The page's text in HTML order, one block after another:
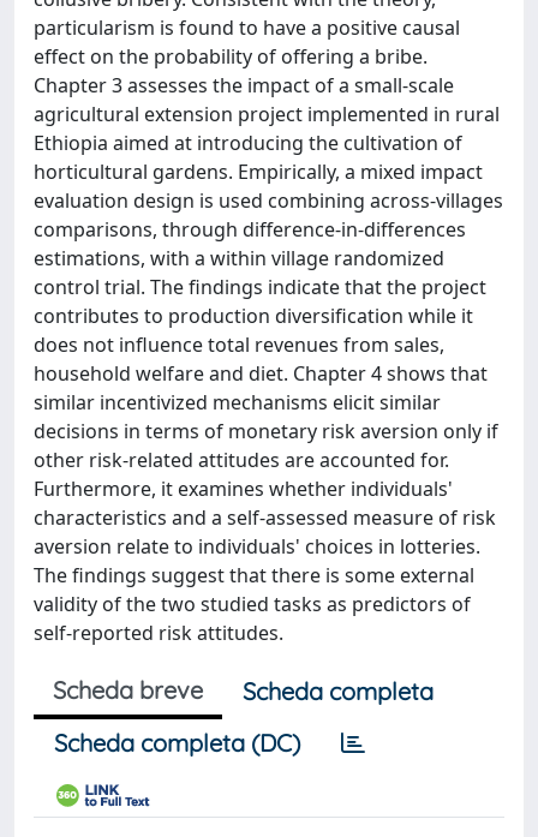
particularism is found to have a positive causal
effect on the probability of offering a bribe.
Chapter 3 assesses the impact of a small-scale
agricultural extension project implemented in rural
Ethiopia aimed at introducing the cultivation of
horticultural gardens. Empirically, a mixed impact
evaluation design is used combining across-villages
comparisons, through difference-in-differences
estimations, with a within village randomized
control trial. The findings indicate that the project
contributes to production diversification while it
does not influence total revenues from sales,
household welfare and diet. Chapter 4 shows that
similar incentivized mechanisms elicit similar
decisions in terms of monetary risk aversion only if
other risk-related attitudes are accounted for.
Furthermore, it examines whether individuals'
characteristics and a self-assessed measure of risk
aversion relate to individuals' choices in lotteries.
The findings suggest that there is some external
validity of the two studied tasks as predictors of
self-reported risk attitudes.
Scheda breve
Scheda completa
Scheda completa (DC)